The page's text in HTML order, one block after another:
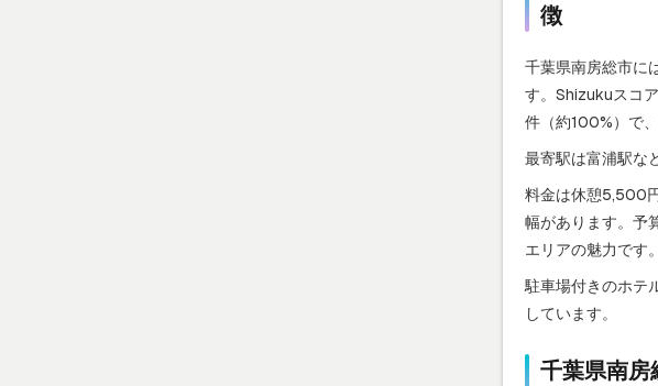
徴
千葉県南房総市に
す。Shizukuスコ
件（約100%）で
最寄駅は富浦駅など
料金は休憩5,500
幅があります。予
エリアの魅力です。
駐車場付きのホテ
しています。
千葉県南房